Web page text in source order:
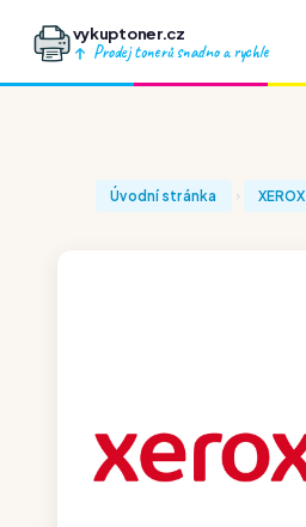
vykuptoner.cz
Prodej tonerů snadno a rychle
Úvodní stránka XEROX